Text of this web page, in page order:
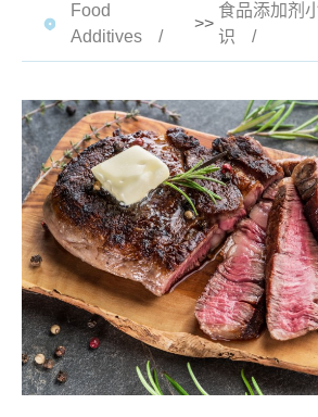
Food
Additives
>>
食品添加剂
识